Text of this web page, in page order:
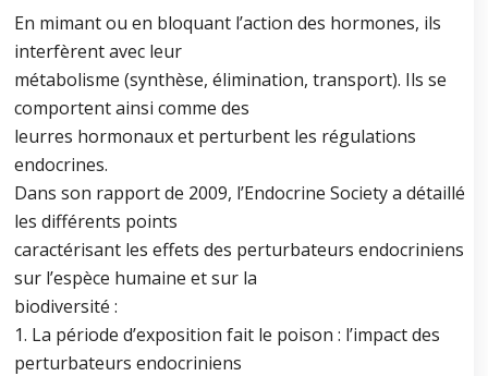
En mimant ou en bloquant l’action des hormones, ils
interfèrent avec leur
métabolisme (synthèse, élimination, transport). Ils se
comportent ainsi comme des
leurres hormonaux et perturbent les régulations
endocrines.
Dans son rapport de 2009, l’Endocrine Society a détaillé
les différents points
caractérisant les effets des perturbateurs endocriniens
sur l’espèce humaine et sur la
biodiversité :
1. La période d’exposition fait le poison : l’impact des
perturbateurs endocriniens